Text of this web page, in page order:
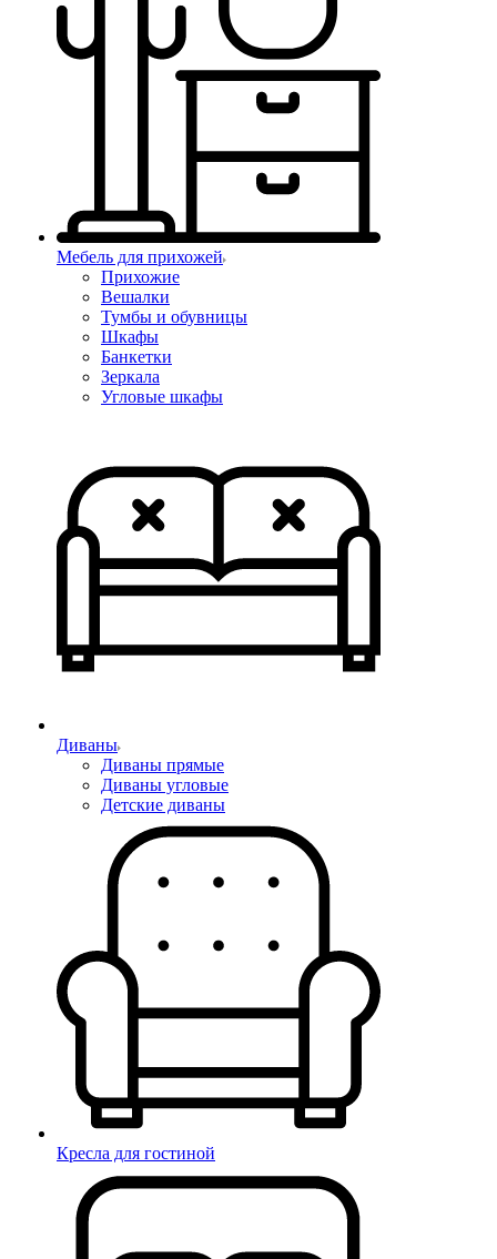
Мебель для прихожей
Прихожие
Вешалки
Тумбы и обувницы
Шкафы
Банкетки
Зеркала
Угловые шкафы
Диваны
Диваны прямые
Диваны угловые
Детские диваны
Кресла для гостиной